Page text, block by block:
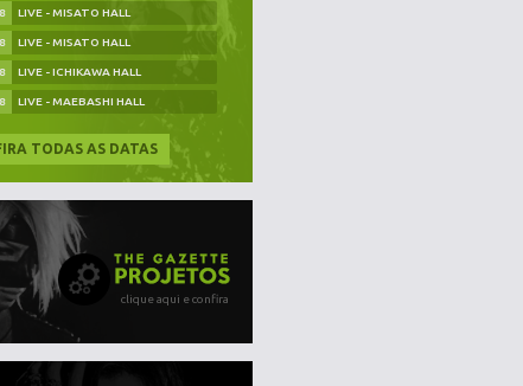
LIVE - MISATO HALL
LIVE - MISATO HALL
LIVE - ICHIKAWA HALL
LIVE - MAEBASHI HALL
TODAS AS DATAS
clique aqui e confira